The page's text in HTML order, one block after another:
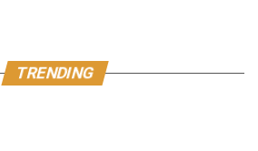
TRENDING